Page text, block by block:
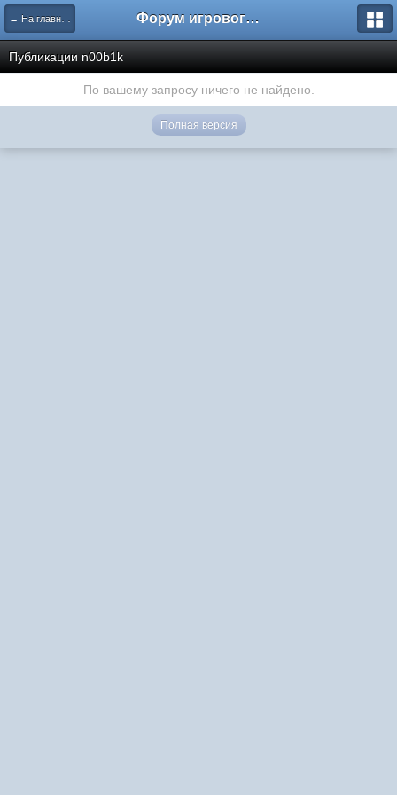
← На главную Форум игрового проекта Riverrise
Публикации n00b1k
По вашему запросу ничего не найдено.
Полная версия